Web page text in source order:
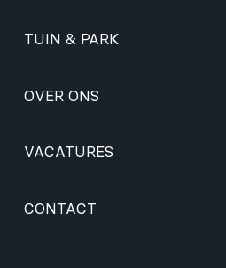
TUIN & PARK
OVER ONS
VACATURES
CONTACT